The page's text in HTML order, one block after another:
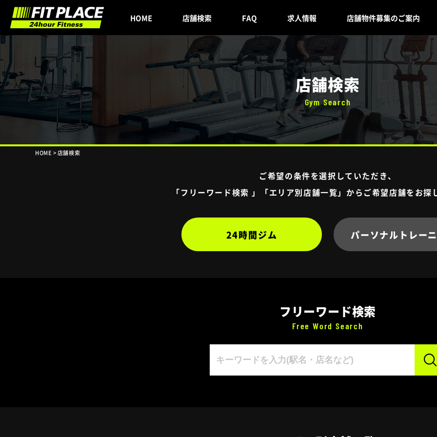
HOME 店舗検索 FAQ 求人情報 店舗物件募集のご案内
店舗検索
Gym Search
HOME > 店舗検索
ご希望の条件を選択していただき、
「フリーワード検索 」「エリア別店舗一覧」から ご希望店舗をお探
24時間ジム パーソナル トレー
フリーワード検索
Free Word Search